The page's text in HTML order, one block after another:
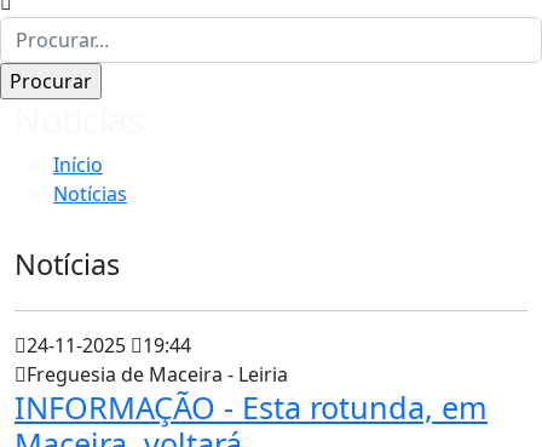
Início
Notícias
Notícias
24-11-2025
19:44
Freguesia de Maceira - Leiria
INFORMAÇÃO - Esta rotunda, em